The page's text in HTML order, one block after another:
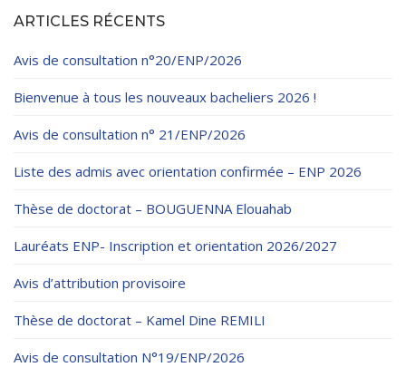
Classes Préparatoires
Diplômes
Imprimés des œuvres Sociales
Imprimes de post graduation
Charte de Déontologie et D’éthique Universitaires
ARTICLES RÉCENTS
Avis de consultation n°20/ENP/2026
Bienvenue à tous les nouveaux bacheliers 2026 !
Avis de consultation n° 21/ENP/2026
Liste des admis avec orientation confirmée – ENP 2026
Thèse de doctorat – BOUGUENNA Elouahab
Lauréats ENP- Inscription et orientation 2026/2027
Avis d’attribution provisoire
Thèse de doctorat – Kamel Dine REMILI
Avis de consultation N°19/ENP/2026